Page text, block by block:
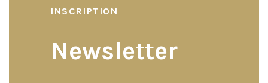
INSCRIPTION
Newsletter